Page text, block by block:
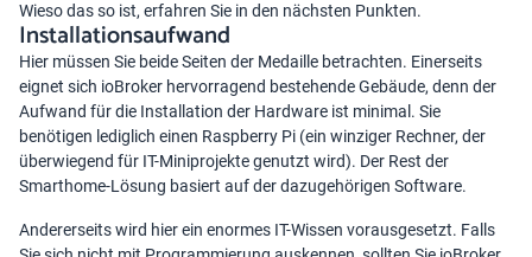
Wieso das so ist, erfahren Sie in den nächsten Punkten.
Installationsaufwand
Hier müssen Sie beide Seiten der Medaille betrachten. Einerseits
eignet sich ioBroker hervorragend bestehende Gebäude, denn der
Aufwand für die Installation der Hardware ist minimal. Sie
benötigen lediglich einen Raspberry Pi (ein winziger Rechner, der
überwiegend für IT-Miniprojekte genutzt wird). Der Rest der
Smarthome-Lösung basiert auf der dazugehörigen Software.
Andererseits wird hier ein enormes IT-Wissen vorausgesetzt. Falls